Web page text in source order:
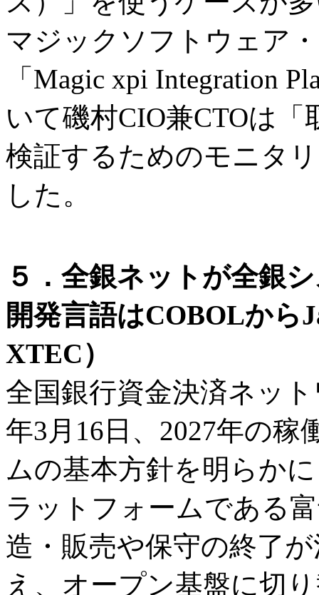
マジックソフトウェア
「Magic xpi Integration
いて磯村CIO兼CTOは
検証するためのモニタ
した。
５．全銀ネットが全銀
開発言語はCOBOLか
XTEC）
全国銀行資金決済ネッ
年3月16日、2027年の
ムの基本方針を明らか
ラットフォームである
造・販売や保守の終了
え、オープン基盤に切